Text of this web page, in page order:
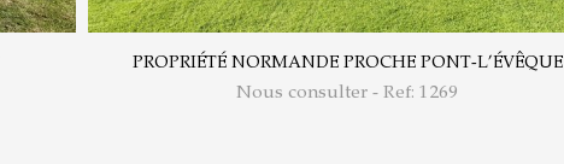
PROPRIÉTÉ NORMANDE PROCHE PONT-L’ÉVÊQUE
Nous consulter - Ref: 1269